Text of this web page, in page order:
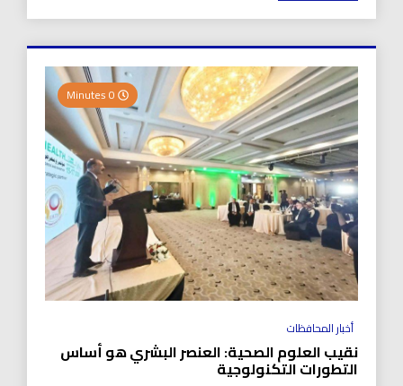
أخبار المحافظات
نقيب العلوم الصحية: العنصر البشري هو أساس
التطورات التكنولوجية